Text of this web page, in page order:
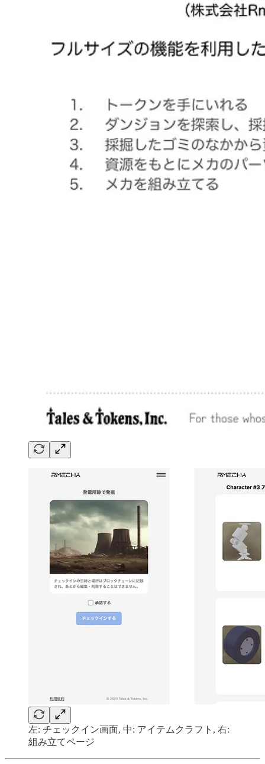
左: チェックイン画面, 中: アイテムクラフト, 右:
組み立てページ